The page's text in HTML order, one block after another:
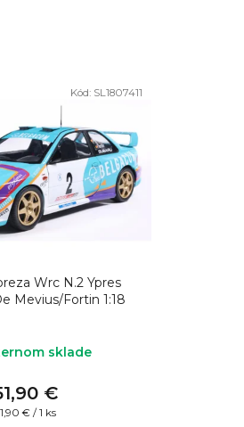
Wrc N.2 Ypres
Mevius/Fortin 1:18
sklade
€
€ / 1 ks
Kód: SL1807411